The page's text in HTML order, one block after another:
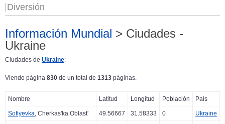
Diversión
Información Mundial > Ciudades -
Ukraine
Ciudades de Ukraine:
Viendo página 830 de un total de 1313 páginas.
Nombre Latitud Longitud Población Pais
Sofiyevka, Cherkas'ka Oblast' 49.56667 31.58333 0 Ukraine